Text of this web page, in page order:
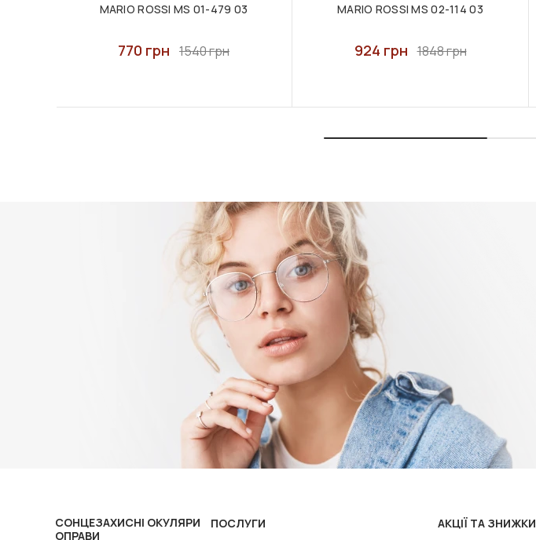
MARIO ROSSI MS 01-479 03
770 грн 1540 грн
MARIO ROSSI MS 02-114 03
924 грн 1848 грн
СОНЦЕЗАХИСНІ ОКУЛЯРИ
ОПРАВИ
ПОСЛУГИ АКЦІЇ ТА ЗНИЖКИ